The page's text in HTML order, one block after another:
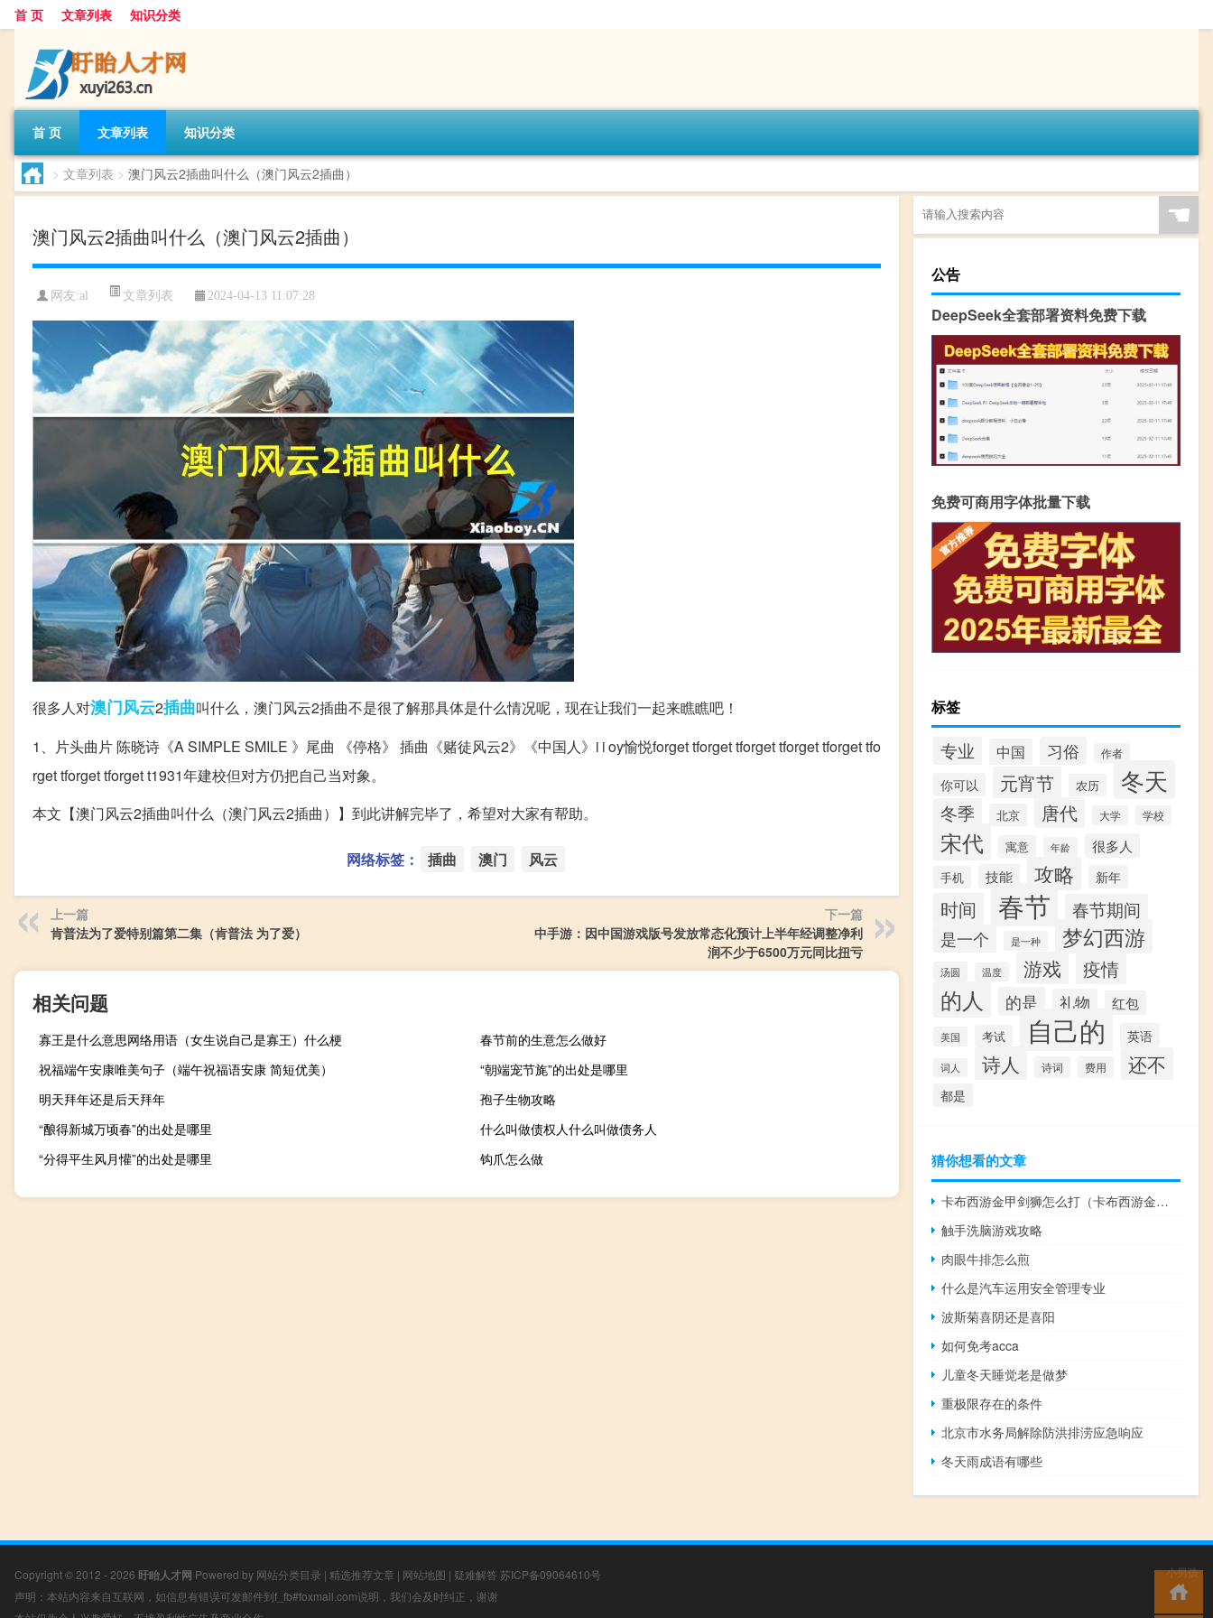
首 页 文章列表 知识分类
首 页 文章列表 知识分类
> 文章列表 > 澳门风云2插曲叫什么（澳门风云2插曲）
澳门风云2插曲叫什么（澳门风云2插曲）
网友:al 文章列表 2024-04-13 11:07:28
很多人对澳门风云2插曲叫什么，澳门风云2插曲不是很了解那具体是什么情况呢，现在让我们一起来瞧瞧吧！
1、片头曲片 陈晓诗《A SIMPLE SMILE 》尾曲 《停格》 插曲《赌徒风云2》《中国人》i i oy愉悦forget tforget tforget tforget tforget tfo
rget tforget tforget t1931年建校但对方仍把自己当对象。
本文【澳门风云2插曲叫什么（澳门风云2插曲）】到此讲解完毕了，希望对大家有帮助。
网络标签： 插曲 澳门 风云
上一篇
肯普法为了爱特别篇第二集（肯普法 为了爱）
下一篇
中手游：因中国游戏版号发放常态化预计上半年经调整净利
润不少于6500万元同比扭亏
相关问题
寡王是什么意思网络用语（女生说自己是寡王）什么梗
春节前的生意怎么做好
祝福端午安康唯美句子（端午祝福语安康 简短优美）
“朝端宠节旄”的出处是哪里
明天拜年还是后天拜年
孢子生物攻略
“酿得新城万顷春”的出处是哪里
什么叫做债权人什么叫做债务人
“分得平生风月懽”的出处是哪里
钩爪怎么做
☚
公告
DeepSeek全套部署资料免费下载
免费可商用字体批量下载
标签
专业 中国 习俗 作者
你可以 元宵节 农历 冬天
冬季 北京 唐代 大学 学校
宋代 寓意 年龄 很多人
手机 技能 攻略 新年
时间 春节 春节期间
是一个 是一种 梦幻西游
汤圆 温度 游戏 疫情
的人 的是 礼物 红包
美国 考试 自己的 英语
词人 诗人 诗词 费用 还不
都是
猜你想看的文章
卡布西游金甲剑狮怎么打（卡布西游金甲剑狮在哪）
触手洗脑游戏攻略
肉眼牛排怎么煎
什么是汽车运用安全管理专业
波斯菊喜阴还是喜阳
如何免考acca
儿童冬天睡觉老是做梦
重极限存在的条件
北京市水务局解除防洪排涝应急响应
冬天雨成语有哪些
Copyright © 2012 - 2026 盱眙人才网 Powered by 网站分类目录 | 精选推荐文章 | 网站地图 | 疑难解答 苏ICP备09064610号
声明：本站内容来自互联网，如信息有错误可发邮件到f_fb#foxmail.com说明，我们会及时纠正，谢谢
小男孩